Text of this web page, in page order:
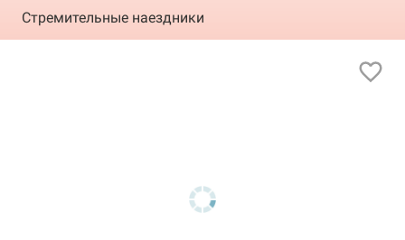
Стремительные наездники